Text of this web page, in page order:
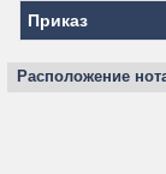
Приказ
Расположение